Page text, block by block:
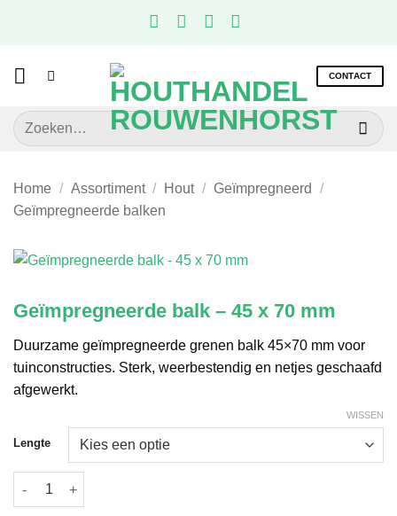
CONTACT
Zoeken
naar:
Home / Assortiment / Hout / Geïmpregneerd
/
Geïmpregneerde balken
Geïmpregneerde balk – 45 x 70 mm
Duurzame geïmpregneerde grenen balk 45×70 mm voor
tuinconstructies. Sterk, weerbestendig en netjes geschaafd
afgewerkt.
Lengte
WISSEN
Geïmpregneerde balk - 45 x 70 mm aantal